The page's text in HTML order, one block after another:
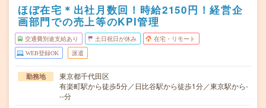
ほぼ在宅＊出社月数回！時給2150円！経営企
画部門での売上等のKPI管理
交通費別途支給あり 土日祝日が休み 在宅・リモート
WEB登録OK 派遣
勤務地
東京都千代田区
有楽町駅から徒歩5分／日比谷駅から徒歩1分／東京駅から-
--分